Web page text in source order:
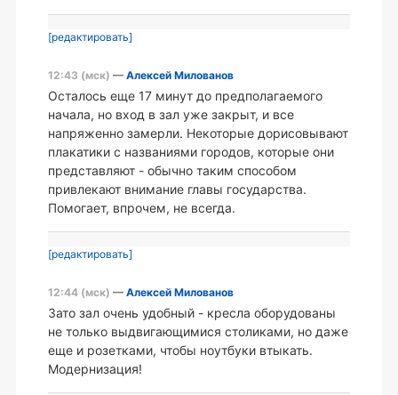
[редактировать]
12:43 (мск) — Алексей Милованов
Осталось еще 17 минут до предполагаемого
начала, но вход в зал уже закрыт, и все
напряженно замерли. Некоторые дорисовывают
плакатики с названиями городов, которые они
представляют - обычно таким способом
привлекают внимание главы государства.
Помогает, впрочем, не всегда.
[редактировать]
12:44 (мск) — Алексей Милованов
Зато зал очень удобный - кресла оборудованы
не только выдвигающимися столиками, но даже
еще и розетками, чтобы ноутбуки втыкать.
Модернизация!